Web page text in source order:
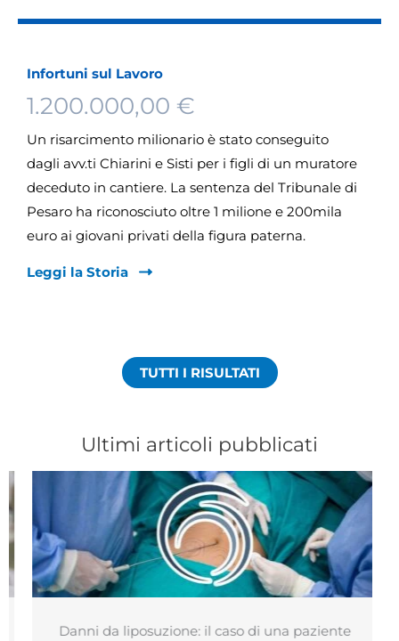
Infortuni sul Lavoro
1.200.000,00 €
Un risarcimento milionario è stato conseguito
dagli avv.ti Chiarini e Sisti per i figli di un muratore
deceduto in cantiere. La sentenza del Tribunale di
Pesaro ha riconosciuto oltre 1 milione e 200mila
euro ai giovani privati della figura paterna.
Leggi la Storia
TUTTI I RISULTATI
Ultimi articoli pubblicati
Danni da liposuzione: il caso di una paziente